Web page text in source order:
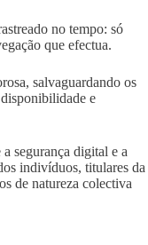
no tempo: só
que efectua.
salvaguardando os
e
segurança digital e a
indivíduos, titulares da
de natureza colectiva